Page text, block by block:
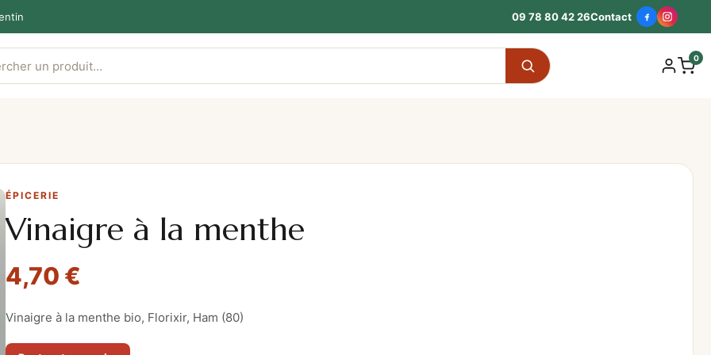
09 78 80 42 26Contact
0
ÉPICERIE
Vinaigre à la menthe
4,70 €
Vinaigre à la menthe bio, Florixir, Ham (80)